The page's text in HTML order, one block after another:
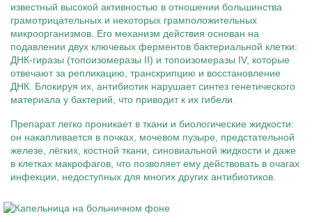
известный высокой активностью в отношении большинства
грамотрицательных и некоторых грамположительных
микроорганизмов. Его механизм действия основан на
подавлении двух ключевых ферментов бактериальной клетки:
ДНК-гиразы (топоизомеразы II) и топоизомеразы IV, которые
отвечают за репликацию, транскрипцию и восстановление
ДНК. Блокируя их, антибиотик нарушает синтез генетического
материала у бактерий, что приводит к их гибели.
Препарат легко проникает в ткани и биологические жидкости:
он накапливается в почках, мочевом пузыре, предстательной
железе, лёгких, костной ткани, синовиальной жидкости и даже
в клетках макрофагов, что позволяет ему действовать в очагах
инфекции, недоступных для многих других антибиотиков.